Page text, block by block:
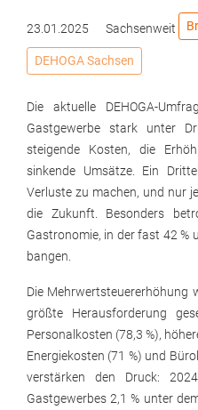
23.01.2025 Sachsenweit
DEHOGA Sachsen
Die aktuelle DEHOGA-
Gastgewerbe stark unter
steigende Kosten, die
sinkende Umsätze. Ein
Verluste zu machen, und nur
die Zukunft. Besonders
Gastronomie, in der fast 42
bangen.
Die Mehrwertsteuererhöhung
größte Herausforderung
Personalkosten (78,3 %),
Energiekosten (71 %) und
verstärken den Druck:
Gastgewerbes 2,1 % unter